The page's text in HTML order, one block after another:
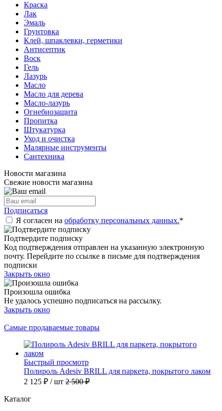
Краска
Лак
Эмаль
Грунтовка
Клей, шпаклевки, герметики
Антисептик
Воск
Гель
Лазурь
Масло
Масло для дерева
Масло-лазурь
Огнебиозащита
Пропитка
Штукатурка
Уход и очистка
Малярные инструменты
Сантехника
Новости магазина
Свежие новости магазина
Подписаться
Я согласен на обработку персональных данных.*
Подтвердите подписку
Код подтверждения отправлен на указанную электронную
почту. Перейдите по ссылке в письме для подтверждения
подписки
Закрыть окно
Произошла ошибка
Не удалось успешно подписаться на рассылку.
Закрыть окно
Самые продаваемые товары
Быстрый просмотр
Полироль Adesiv BRILL для паркета, покрытого лаком
2 125 ₽ / шт 2 500 ₽
Каталог